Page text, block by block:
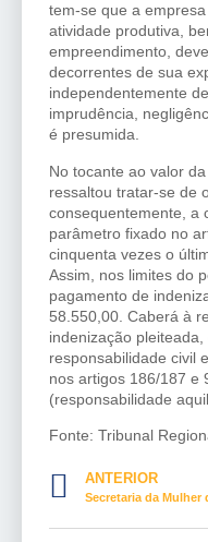
tem-se que a
atividade produtiva,
empreendimento,
decorrentes de sua
independentemente
imprudência,
é presumida.
No tocante ao valor
ressaltou tratar-se de
consequentemente, a
parâmetro fixado no
cinquenta vezes o
Assim, nos limites do
pagamento de
58.550,00. Caberá à
indenização
responsabilidade civil
nos artigos 186/187 e
(responsabilidade
Fonte: Tribunal
ANTERIOR